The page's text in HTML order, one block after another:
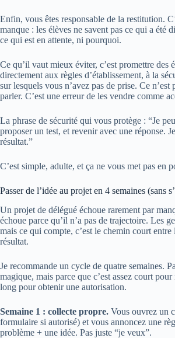
Enfin, vous êtes responsable de la restitution.
manque : les élèves ne savent pas ce qui a été
ce qui est en attente, ni pourquoi.
Ce qu’il vaut mieux éviter, c’est promettre des
directement aux règles d’établissement, à la
sur lesquels vous n’avez pas de prise. Ce n’est
parler. C’est une erreur de les vendre comme
La phrase de sécurité qui vous protège : “Je
proposer un test, et revenir avec une réponse.
résultat.”
C’est simple, adulte, et ça ne vous met pas en
Passer de l’idée au projet en 4 semaines (sans
Un projet de délégué échoue rarement par
échoue parce qu’il n’a pas de trajectoire. Les
mais ce qui compte, c’est le chemin court entre
résultat.
Je recommande un cycle de quatre semaines.
magique, mais parce que c’est assez court
long pour obtenir une autorisation.
Semaine 1 : collecte propre. Vous ouvrez un
formulaire si autorisé) et vous annoncez une
problème + une idée. Pas juste “je veux”.